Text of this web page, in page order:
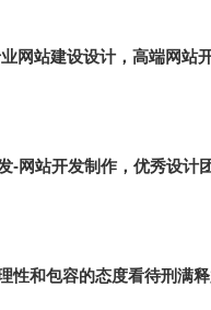
网站建设设计，高端网站
-网站开发制作，优秀设计
性和包容的态度看待刑满